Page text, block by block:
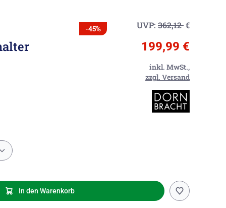
-45% UVP: 362,12€
199,99 €
inkl. MwSt.,
zzgl. Versand
In den Warenkorb